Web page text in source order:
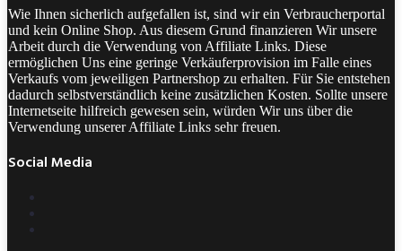
Wie Ihnen sicherlich aufgefallen ist, sind wir ein Verbraucherportal
und kein Online Shop. Aus diesem Grund finanzieren Wir unsere
Arbeit durch die Verwendung von Affiliate Links. Diese
ermöglichen Uns eine geringe Verkäuferprovision im Falle eines
Verkaufs vom jeweiligen Partnershop zu erhalten. Für Sie entstehen
dadurch selbstverständlich keine zusätzlichen Kosten. Sollte unsere
Internetseite hilfreich gewesen sein, würden Wir uns über die
Verwendung unserer Affiliate Links sehr freuen.
Social Media